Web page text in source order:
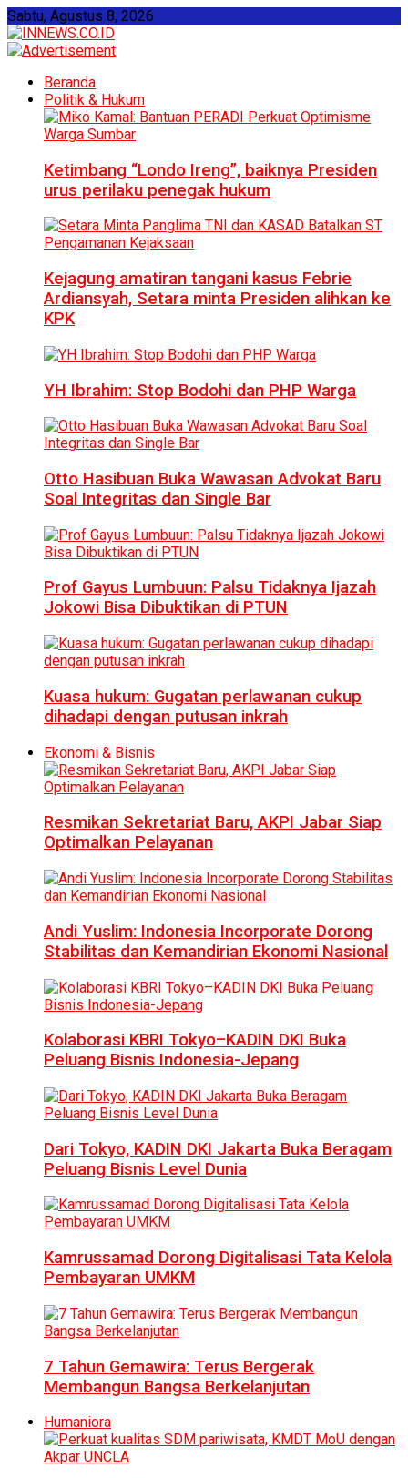
Sabtu, Agustus 8, 2026
Beranda
Politik & Hukum
Ketimbang “Londo Ireng”, baiknya Presiden
urus perilaku penegak hukum
Kejagung amatiran tangani kasus Febrie
Ardiansyah, Setara minta Presiden alihkan ke
KPK
YH Ibrahim: Stop Bodohi dan PHP Warga
Otto Hasibuan Buka Wawasan Advokat Baru
Soal Integritas dan Single Bar
Prof Gayus Lumbuun: Palsu Tidaknya Ijazah
Jokowi Bisa Dibuktikan di PTUN
Kuasa hukum: Gugatan perlawanan cukup
dihadapi dengan putusan inkrah
Ekonomi & Bisnis
Resmikan Sekretariat Baru, AKPI Jabar Siap
Optimalkan Pelayanan
Andi Yuslim: Indonesia Incorporate Dorong
Stabilitas dan Kemandirian Ekonomi Nasional
Kolaborasi KBRI Tokyo–KADIN DKI Buka
Peluang Bisnis Indonesia-Jepang
Dari Tokyo, KADIN DKI Jakarta Buka Beragam
Peluang Bisnis Level Dunia
Kamrussamad Dorong Digitalisasi Tata Kelola
Pembayaran UMKM
7 Tahun Gemawira: Terus Bergerak
Membangun Bangsa Berkelanjutan
Humaniora